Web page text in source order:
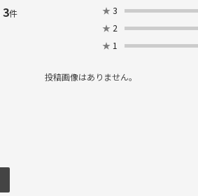
3件 ★ 3
★ 2
★ 1
投稿画像はありません。